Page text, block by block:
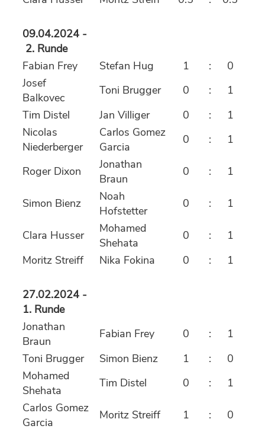
09.04.2024 -
2. Runde
Fabian Frey
Stefan Hug 1 :
0
Josef
Balkovec
Toni Brugger 0 :
1
Tim Distel
Jan Villiger 0 :
1
Nicolas
Niederberger
Carlos Gomez
Garcia
0 : 1
Roger Dixon
Jonathan
Braun
0 : 1
Simon Bienz
Noah
Hofstetter
0 : 1
Clara Husser
Mohamed
Shehata
0 :
1
Moritz Streiff
Nika Fokina 0 : 1
27.02.2024 -
1. Runde
Jonathan
Braun
Fabian Frey 0 :
1
Toni Brugger
Simon Bienz 1 :
0
Mohamed
Shehata
Tim Distel 0 :
1
Carlos Gomez
Garcia
Moritz Streiff 1 :
0